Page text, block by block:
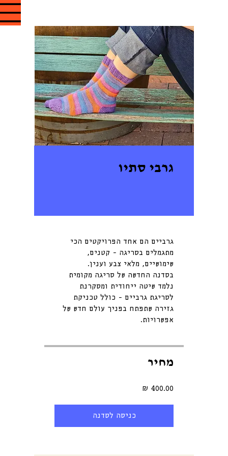
גרבי סתיו
גרביים הם אחד הפרויקטים הכי
מתגמלים בסריגה - קטנים,
בסדנה החדשה של סריגה מקומית
נלמד שיטה ייחודית ומסקרנת
לסריגת גרביים - כולל טכניקת
גזירה שתפתח בפניך עולם חדש של
אפשרויות.
מחיר
כניסה לסדנה